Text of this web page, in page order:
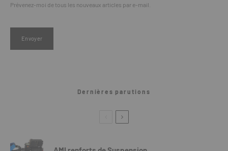
Prévenez-moi de tous les nouveaux articles par e-mail.
Dernières parutions